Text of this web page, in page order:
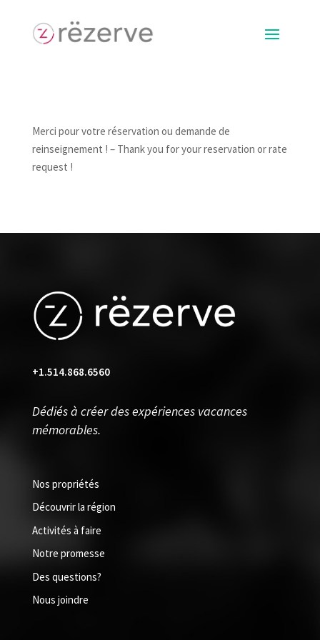
Merci pour votre réservation ou demande de
reinseignement ! – Thank you for your reservation or rate
request !
+1.514.868.6560
Dédiés à créer des expériences vacances
mémorables.
Nos propriétés
Découvrir la région
Activités à faire
Notre promesse
Des questions?
Nous joindre